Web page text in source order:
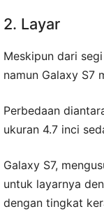
2. Layar
Meskipun dari
namun Galaxy S7
Perbedaan
ukuran 4.7 inci
Galaxy S7,
untuk layarnya
dengan tingkat